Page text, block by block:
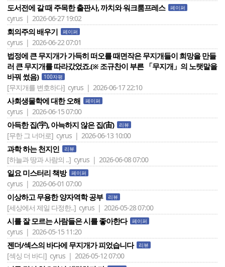
도서전에 갈 때 주목한 출판사, 까치와 워크룸프레스 페이퍼
cyrus | 2026-06-27 19:02
회의주의 배우기 페이퍼
cyrus | 2026-06-22 07:01
법정에 큰 무지개가 가득히 떠오를 때면작은 무지개들이 희망을 만들
러 큰 무지개를 따라갔었죠.(※ 조규찬이 부른 「무지개」의 노랫말을
바꿔 썼음)
100자평
[무지개를 변호하다] cyrus | 2026-06-17 22:10
사회생물학에 대한 오해 페이퍼
cyrus | 2026-06-15 07:00
아득한 집(宇), 아늑하지 않은 집(宙) 리뷰
[무한 그 너머로] cyrus | 2026-06-13 10:00
과학 하는 천지인 리뷰
[하늘과 땅과 사람의 ..] cyrus | 2026-06-08 07:00
일요 미스터리 책방 페이퍼
cyrus | 2026-06-01 07:00
이상하고 무용한 양자역학 공부 리뷰
[세상에서 제일 다정한..] cyrus | 2026-05-28 07:00
시를 잘 모르는 사람들은 시를 좋아한다 페이퍼
cyrus | 2026-05-15 11:20
젠더/섹스의 바다에 무지개가 피었습니다 리뷰
[섹싱 더 바디] cyrus | 2026-05-12 07:00